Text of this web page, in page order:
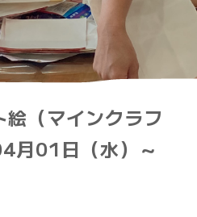
（マインクラフ
月01日（水）～